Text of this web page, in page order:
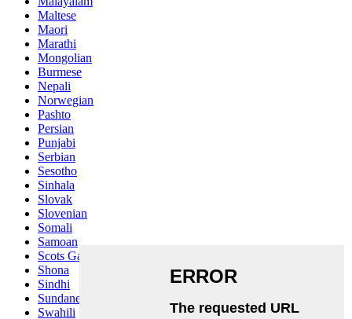
Maltese
Maori
Marathi
Mongolian
Burmese
Nepali
Norwegian
Pashto
Persian
Punjabi
Serbian
Sesotho
Sinhala
Slovak
Slovenian
Somali
Samoan
Scots Gaelic
Shona
Sindhi
Sundanese
Swahili